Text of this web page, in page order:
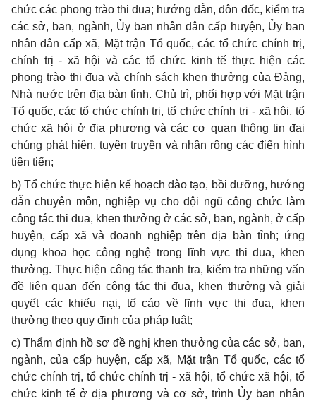
chức các phong trào thi đua; hướng dẫn, đôn đốc, kiểm tra
các sở, ban, ngành, Ủy ban nhân dân cấp huyện, Ủy ban
nhân dân cấp xã, Mặt trận Tổ quốc, các tổ chức chính trị,
chính trị - xã hội và các tổ chức kinh tế thực hiện các
phong trào thi đua và chính sách khen thưởng của Đảng,
Nhà nước trên địa bàn tỉnh. Chủ trì, phối hợp với Mặt trận
Tổ quốc, các tổ chức chính trị, tổ chức chính trị - xã hội, tổ
chức xã hội ở địa phương và các cơ quan thông tin đại
chúng phát hiện, tuyên truyền và nhân rộng các điển hình
tiên tiến;
b)Tổ chức thực hiện kế hoạch đào tạo, bồi dưỡng, hướng
dẫn chuyên môn, nghiệp vụ cho đội ngũ công chức làm
công tác thi đua, khen thưởng ở các sở, ban, ngành, ở cấp
huyện, cấp xã và doanh nghiệp trên địa bàn tỉnh; ứng
dụng khoa học công nghệ trong lĩnh vực thi đua, khen
thưởng. Thực hiện công tác thanh tra, kiểm tra những vấn
đề liên quan đến công tác thi đua, khen thưởng và giải
quyết các khiếu nại, tố cáo về lĩnh vực thi đua, khen
thưởng theo quy định của pháp luật;
c) Thẩm định hồ sơ đề nghị khen thưởng của các sở, ban,
ngành, của cấp huyện, cấp xã, Mặt trận Tổ quốc, các tổ
chức chính trị, tổ chức chính trị - xã hội, tổ chức xã hội, tổ
chức kinh tế ở địa phương và cơ sở, trình Ủy ban nhân